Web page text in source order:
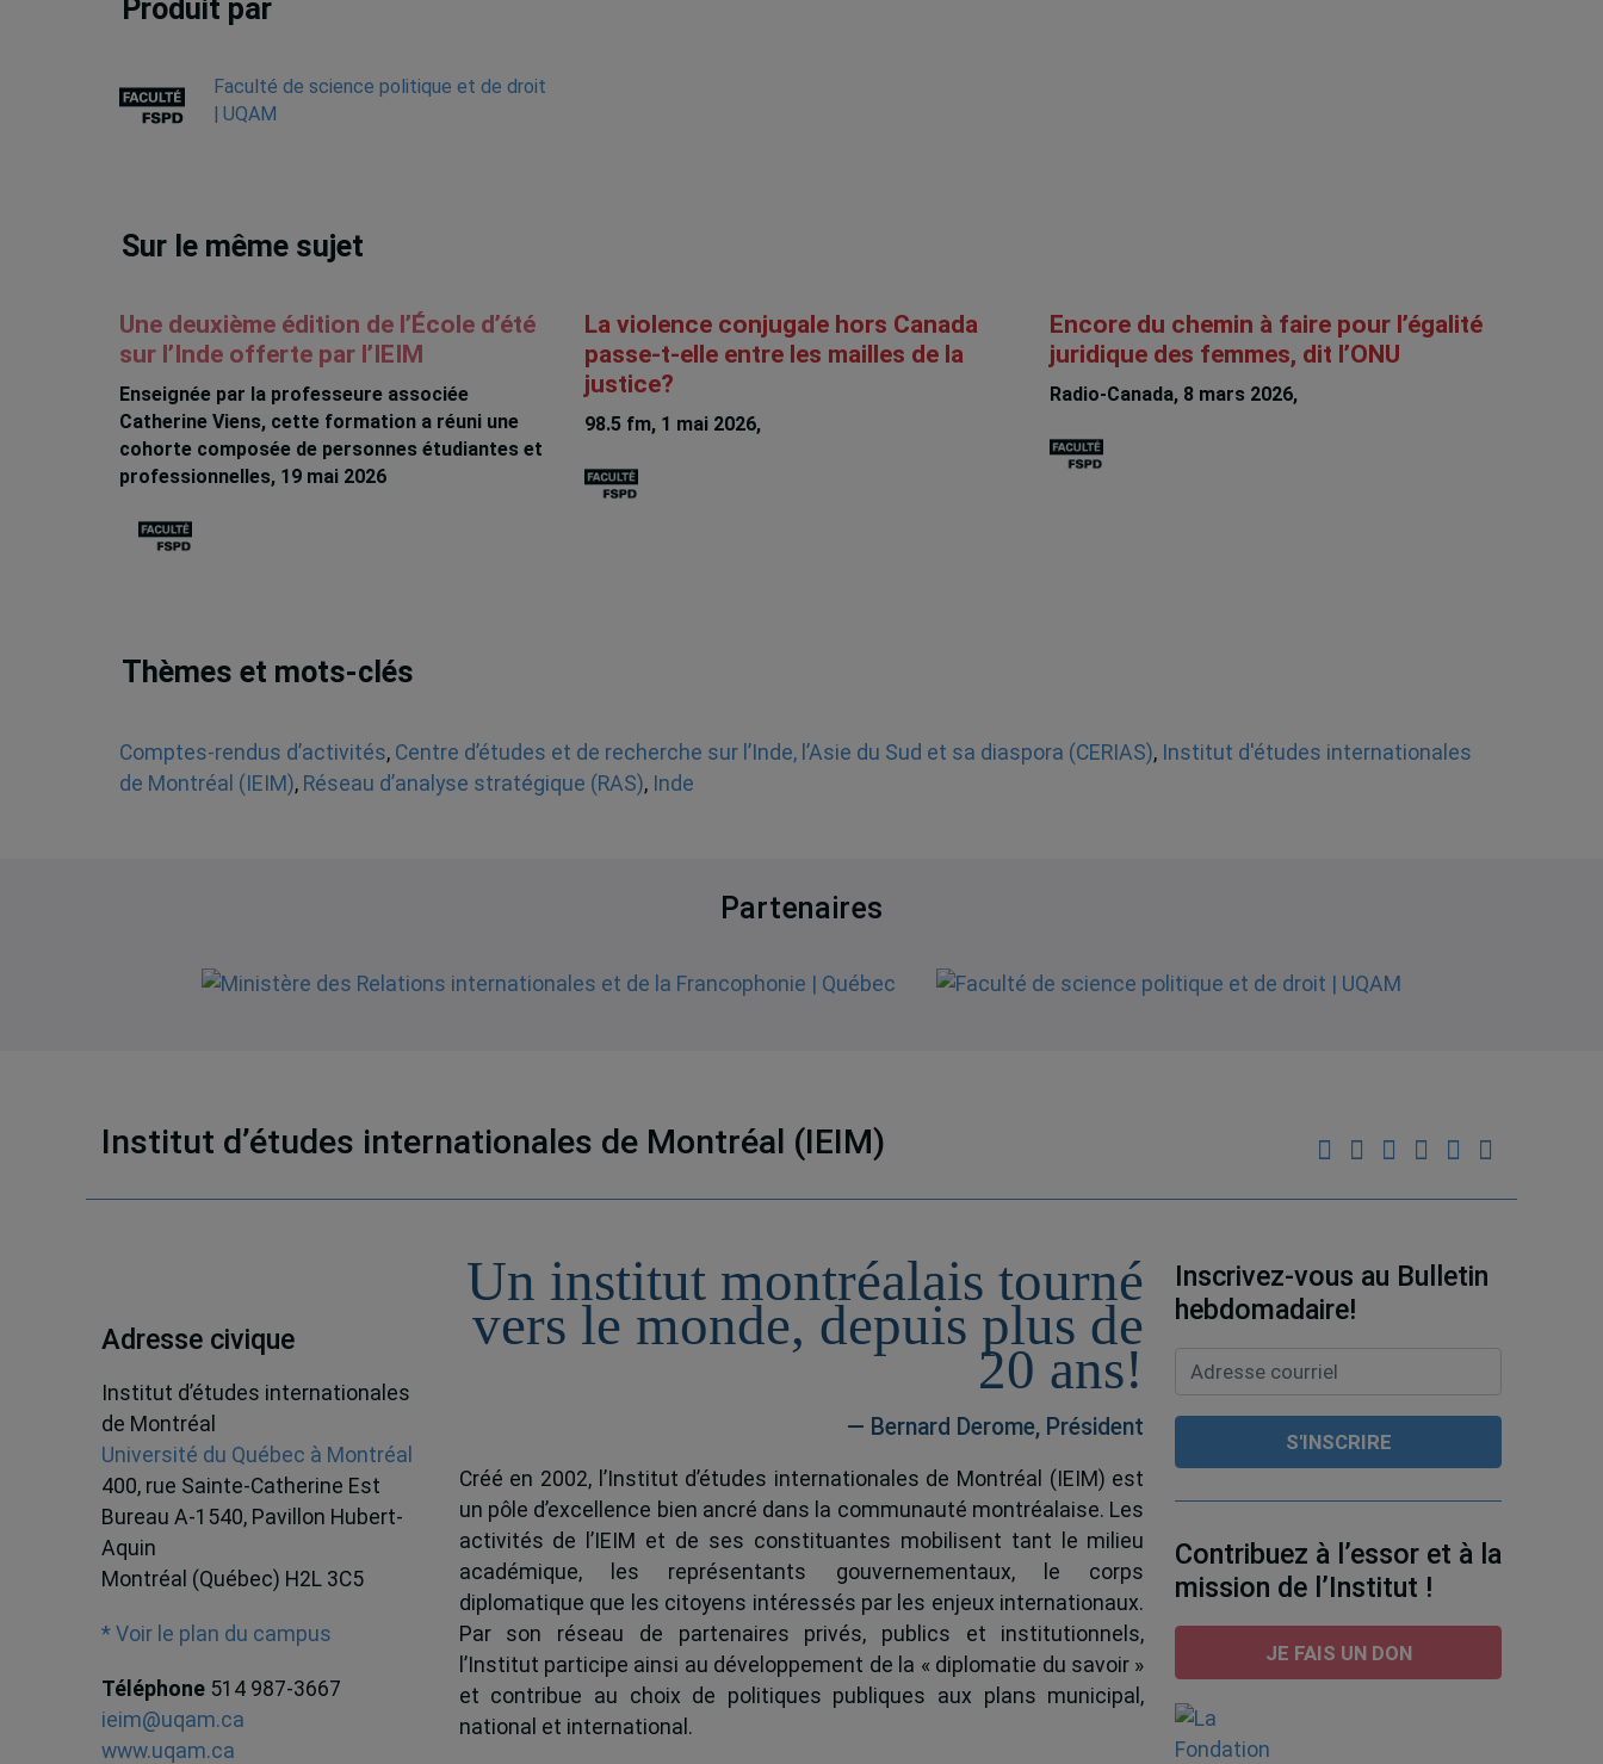
Produit par
Faculté de science politique et de droit
| UQAM
Sur le même sujet
Une deuxième édition de l’École d’été
sur l’Inde offerte par l’IEIM
Enseignée par la professeure associée
Catherine Viens, cette formation a réuni une
cohorte composée de personnes étudiantes et
professionnelles, 19 mai 2026
La violence conjugale hors Canada
passe-t-elle entre les mailles de la
justice?
98.5 fm, 1 mai 2026,
Encore du chemin à faire pour l’égalité
juridique des femmes, dit l’ONU
Radio-Canada, 8 mars 2026,
Thèmes et mots-clés
Comptes-rendus d’activités, Centre d’études et de recherche sur l’Inde, l’Asie du Sud et sa diaspora (CERIAS), Institut d'études internationales
de Montréal (IEIM), Réseau d’analyse stratégique (RAS), Inde
Partenaires
Institut d’études internationales de Montréal (IEIM)
Adresse civique
Institut d’études internationales
de Montréal
Université du Québec à Montréal
400, rue Sainte-Catherine Est
Bureau A-1540, Pavillon Hubert-
Aquin
Montréal (Québec) H2L 3C5
* Voir le plan du campus
Téléphone 514 987-3667
ieim@uqam.ca
www.uqam.ca
Un institut montréalais tourné
vers le monde, depuis plus de
20 ans!
— Bernard Derome, Président
Créé en 2002, l’Institut d’études internationales de Montréal (IEIM) est
un pôle d’excellence bien ancré dans la communauté montréalaise. Les
activités de l’IEIM et de ses constituantes mobilisent tant le milieu
académique, les représentants gouvernementaux, le corps
diplomatique que les citoyens intéressés par les enjeux internationaux.
Par son réseau de partenaires privés, publics et institutionnels,
l’Institut participe ainsi au développement de la « diplomatie du savoir »
et contribue au choix de politiques publiques aux plans municipal,
national et international.
Inscrivez-vous au Bulletin
hebdomadaire!
Contribuez à l’essor et à la
mission de l’Institut !
JE FAIS UN DON